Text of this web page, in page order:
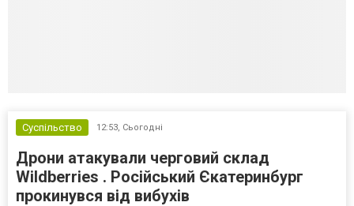
Суспільство 12:53, Сьогодні
Дрони атакували черговий склад
Wildberries . Російський Єкатеринбург
прокинувся від вибухів